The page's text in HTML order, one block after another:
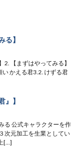
る】
2. 【まずはやってみる】
かえる君3.2. けずる君
』】
る 公式キャラクターを作
次元加工を生業としてい
[…]